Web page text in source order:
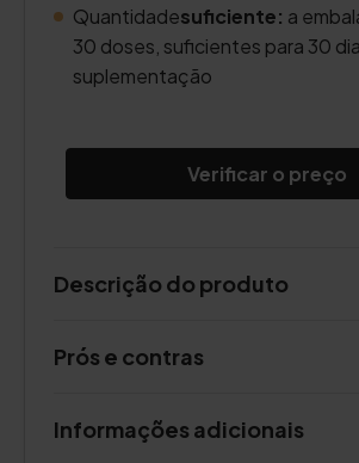
Quantidadesuficiente: a
30 doses, suficientes para 30
suplementação
Verificar o preço
Descrição do produto
Prós e contras
Informações adicionais